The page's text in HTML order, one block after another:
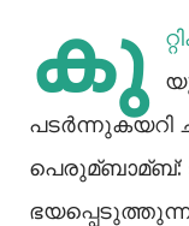
കു
പടര്‍ന്നുകയറി
പെരുമ്ബാമ്ബ്: